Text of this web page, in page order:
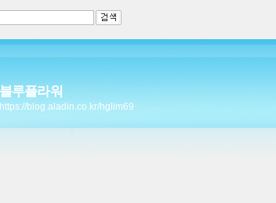
블루플라워
https://blog.aladin.co.kr/hglim69